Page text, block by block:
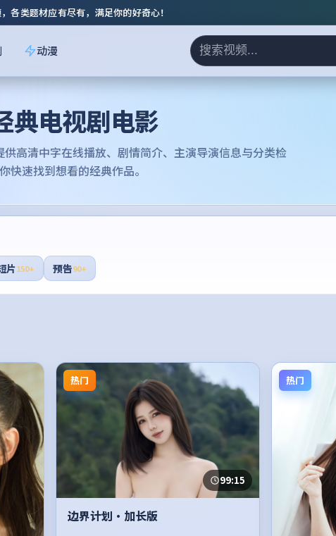
各类题材应有尽有，满足你的好奇心！
动漫
典电视剧电影
供高清中字在线播放、剧情简介、主演导演信息与分类检
快速找到想看的经典作品。
片150+ 预告90+
热门
99:15
边界计划·加长版
热门